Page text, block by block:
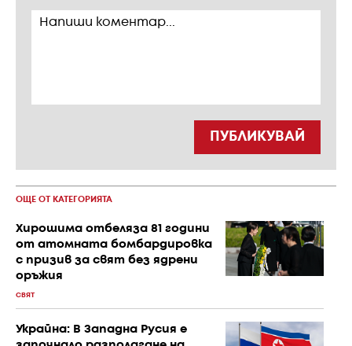
ПУБЛИКУВАЙ
ОЩЕ ОТ КАТЕГОРИЯТА
Хирошима отбеляза 81 години
от атомната бомбардировка
с призив за свят без ядрени
оръжия
СВЯТ
Украйна: В Западна Русия е